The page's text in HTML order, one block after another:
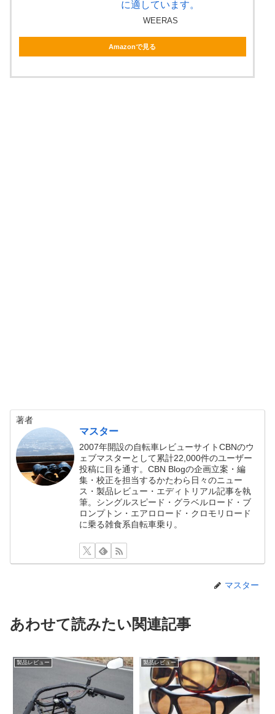
に適しています。
WEERAS
Amazonで見る
著者
マスター
2007年開設の自転車レビューサイトCBNのウ
ェブマスターとして累計22,000件のユーザー
投稿に目を通す。CBN Blogの企画立案・編
集・校正を担当するかたわら日々のニュー
ス・製品レビュー・エディトリアル記事を執
筆。シングルスピード・グラベルロード・ブ
ロンプトン・エアロロード・クロモリロード
に乗る雑食系自転車乗り。
マスター
あわせて読みたい関連記事
製品レビュー 製品レビュー